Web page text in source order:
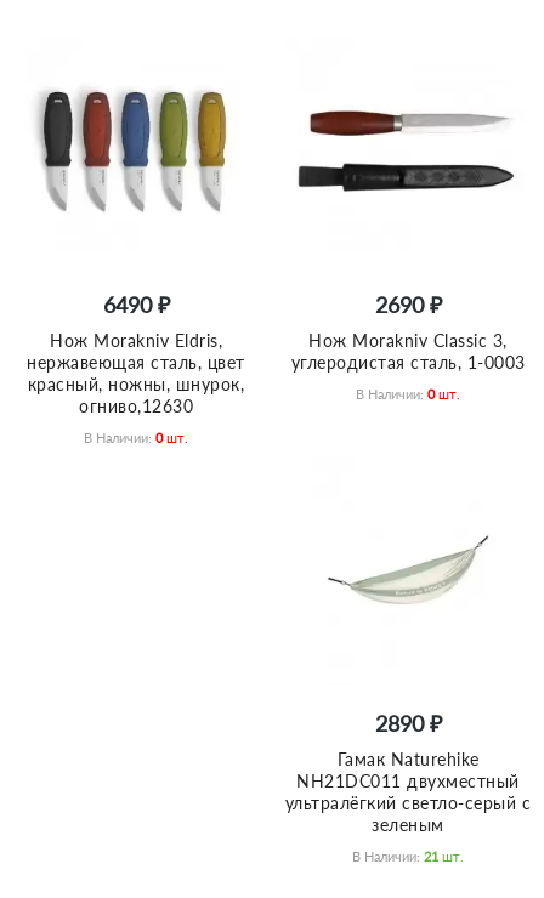
6490 ₽
Нож Morakniv Eldris,
нержавеющая сталь, цвет
красный, ножны, шнурок,
огниво,12630
В Наличии: 0 Шт.
2690 ₽
Нож Morakniv Classic 3,
углеродистая сталь, 1-0003
В Наличии: 0 Шт.
2890 ₽
Гамак Naturehike
NH21DC011 двухместный
ультралёгкий светло-серый с
зеленым
В Наличии: 21 Шт.